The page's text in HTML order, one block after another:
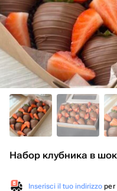
Набор клубника в
Inserisci il tuo indirizzo per